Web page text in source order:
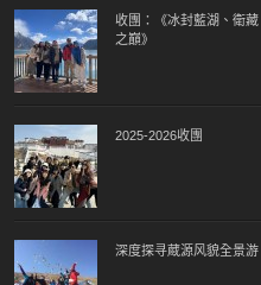
收團：《冰封藍湖、衛藏
之巔》
2025-2026收團
深度探寻蔵源风貌全景游